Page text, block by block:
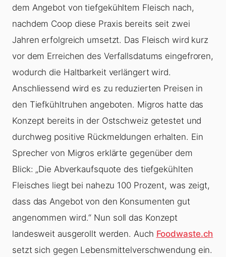
dem Angebot von tiefgekühltem Fleisch nach,
nachdem Coop diese Praxis bereits seit zwei
Jahren erfolgreich umsetzt. Das Fleisch wird kurz
vor dem Erreichen des Verfallsdatums eingefroren,
wodurch die Haltbarkeit verlängert wird.
Anschliessend wird es zu reduzierten Preisen in
den Tiefkühltruhen angeboten. Migros hatte das
Konzept bereits in der Ostschweiz getestet und
durchweg positive Rückmeldungen erhalten. Ein
Sprecher von Migros erklärte gegenüber dem
Blick: „Die Abverkaufsquote des tiefgekühlten
Fleisches liegt bei nahezu 100 Prozent, was zeigt,
dass das Angebot von den Konsumenten gut
angenommen wird.“ Nun soll das Konzept
landesweit ausgerollt werden. Auch Foodwaste.ch
setzt sich gegen Lebensmittelverschwendung ein.